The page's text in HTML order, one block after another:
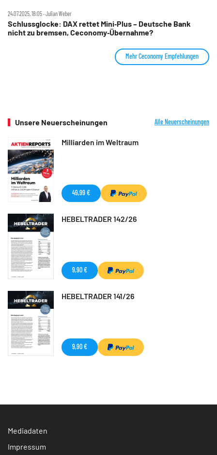
24.07.2025, 18:05 ‧ Julian Weber
Schlussglocke: DAX rettet Mini‑Plus – Deutsche Bank
nicht zu bremsen, Ceconomy‑Übernahme?
Mehr Ceconomy Empfehlungen
Unsere Neuerscheinungen Alle Neuerscheinungen
Milliarden im Weltraum
49,99 €
HEBELTRADER 142/26
9,90 €
HEBELTRADER 141/26
9,90 €
Mediadaten
Impressum